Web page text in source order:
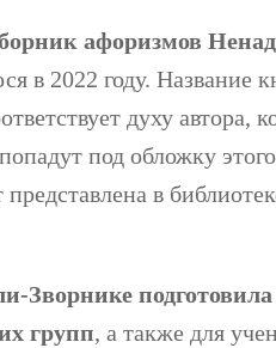
афоризмов
в 2022 году. Название
духу автора,
под обложку
​​в
Зворнике
групп, а также для